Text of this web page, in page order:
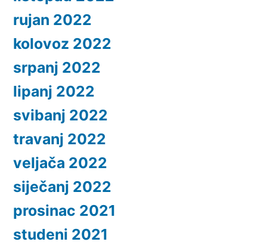
rujan 2022
kolovoz 2022
srpanj 2022
lipanj 2022
svibanj 2022
travanj 2022
veljača 2022
siječanj 2022
prosinac 2021
studeni 2021